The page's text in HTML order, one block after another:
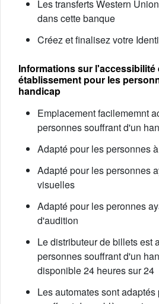
Les transferts Western
dans cette banque
Créez et finalisez votre
Informations sur l'accessibilité
établissement pour les
handicap
Emplacement facilememnt
personnes souffrant d'un
Adapté pour les personnes
Adapté pour les personnes
visuelles
Adapté pour les peronnes
d'audition
Le distributeur de billets est
personnes souffrant d'un
disponible 24 heures sur 24
Les automates sont